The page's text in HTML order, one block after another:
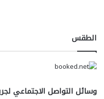
الطقس
وسائل التواصل الاجتماعي